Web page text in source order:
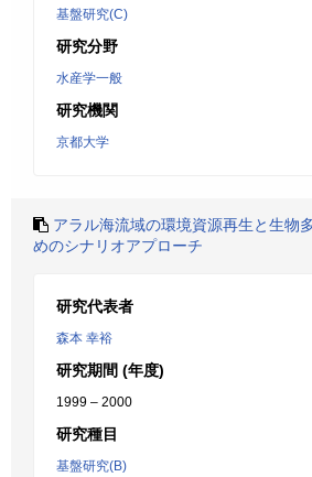
基盤研究(C)
研究分野
水産学一般
研究機関
京都大学
アラル海流域の環境資源再生と生物
めのシナリオアプローチ
研究代表者
森本 幸裕
研究期間 (年度)
1999 – 2000
研究種目
基盤研究(B)